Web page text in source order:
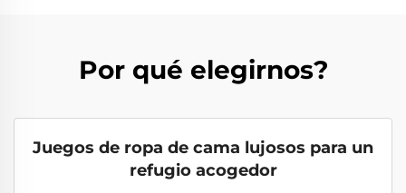
Por qué elegirnos?
Juegos de ropa de cama lujosos para un
refugio acogedor